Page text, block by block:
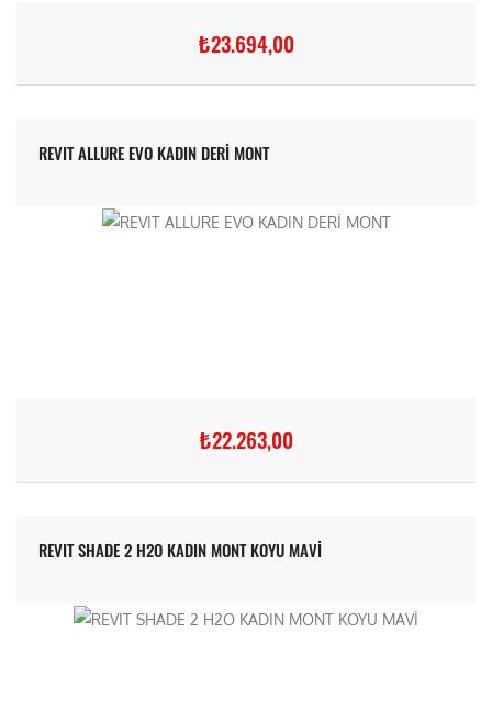
₺23.694,00
REVIT ALLURE EVO KADIN DERİ MONT
₺22.263,00
REVIT SHADE 2 H2O KADIN MONT KOYU MAVİ